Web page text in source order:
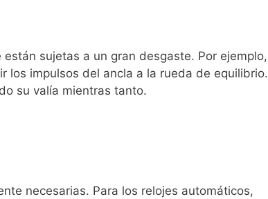
sujetas a un gran desgaste. Por ejemplo,
los impulsos del ancla a la rueda de equilibrio.
su valía mientras tanto.
necesarias. Para los relojes automáticos,